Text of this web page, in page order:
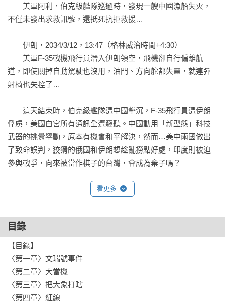
美軍阿利．伯克級艦隊巡邏時，發現一艘中國漁船失火，
不僅未發出求救訊號，還抵死抗拒救援…
伊朗，2034/3/12，13:47（格林威治時間+4:30）
美軍F-35戰機飛行員潛入伊朗領空，飛機卻自行偏離航
道，即使關掉自動駕駛也沒用，油門、方向舵都失靈，就連彈
射椅也失控了…
這天結束時，伯克級艦隊遭中國擊沉，F-35飛行員遭伊朗
俘虜，美國白宮所有通訊全遭竊聽。中國動用「新型態」科技
武器的挑釁舉動，原本有機會和平解決，然而…美中兩國做出
了致命誤判，狡猾的俄國和伊朗想趁亂撈點好處，印度則被迫
參與戰爭，向來被當作棋子的台灣，會成為棄子嗎？
本書是美軍將領根據真實兵棋推演情報所寫，作者期待這
考：這是我們要的未來嗎？
「我不知道第三次世界大戰會用什麼武器來打，但我知道
第四次世界大戰會用石頭和木棍。」——愛因斯坦
「這是我讀過的戰爭小說中，最專業的一本。」——范疇
｜作家、知名評論家
看更多
目錄
【目錄】
〈第一章〉文瑞號事件
〈第二章〉大當機
〈第三章〉把大象打瞎
〈第四章〉紅線